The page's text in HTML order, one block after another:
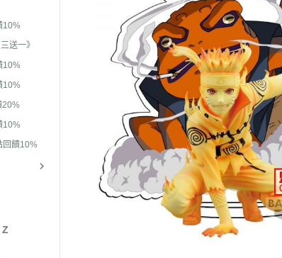
皮玩具➪現金積點回饋10%
本磁鐵玩具➪現金積點回饋
＞咒術迴戰
＞七龍珠
＞航海王
＞通靈王
＞寶可夢
＞刀劍神域
＞火影忍者
＞初音未來
＞一拳超人
＞數碼寶貝
＞超人力霸王
＞卡娜
＞寶可
＞盲盒
＞
10%
送一》
10%
10%
20%
10%
回饋10%